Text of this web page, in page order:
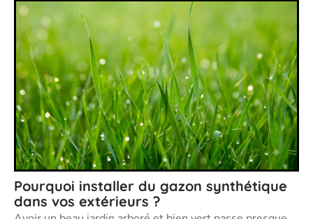
Pourquoi installer du gazon synthétique
dans vos extérieurs ?